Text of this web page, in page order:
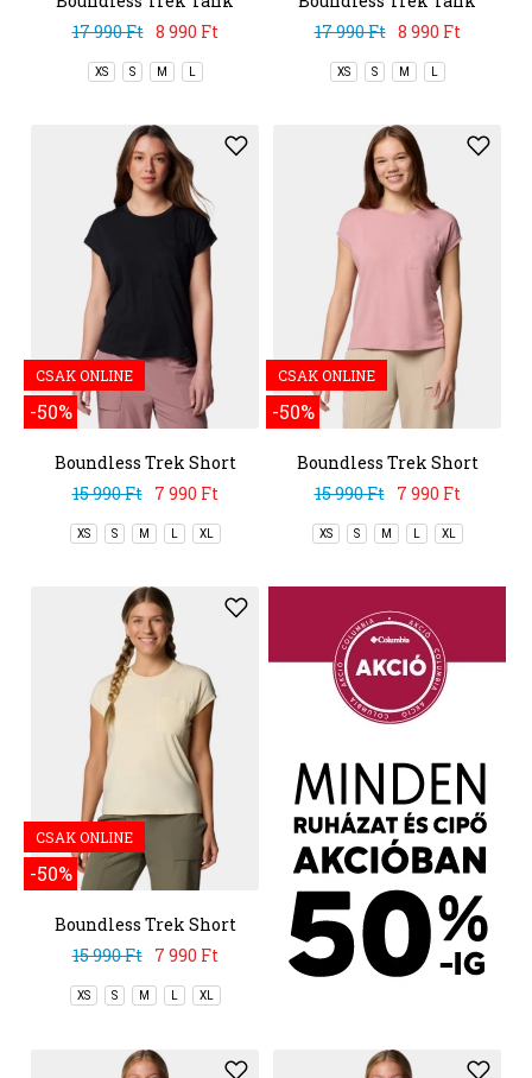
17 990 Ft 8 990 Ft
XS S M L
17 990 Ft 8 990 Ft
XS S M L
CSAK ONLINE
-50%
Boundless Trek Short
Sleeve Tee
15 990 Ft 7 990 Ft
XS S M L XL
CSAK ONLINE
-50%
Boundless Trek Short
Sleeve Tee
15 990 Ft 7 990 Ft
XS S M L XL
CSAK ONLINE
-50%
Boundless Trek Short
Sleeve Tee
15 990 Ft 7 990 Ft
XS S M L XL